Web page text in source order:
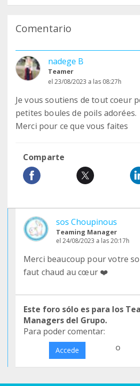
Comentario
nadege B
Teamer
el 23/08/2023 a las 08:27h
Je vous soutiens de tout coeur
petites boules de poils adorées.
Merci pour ce que vous faites
Comparte
sos Choupinous
Teaming Manager
el 24/08/2023 a las 20:17h
Merci beaucoup pour votre
faut chaud au cœur ❤️
Este foro sólo es para los
Managers del Grupo.
Para poder comentar:
Accede o